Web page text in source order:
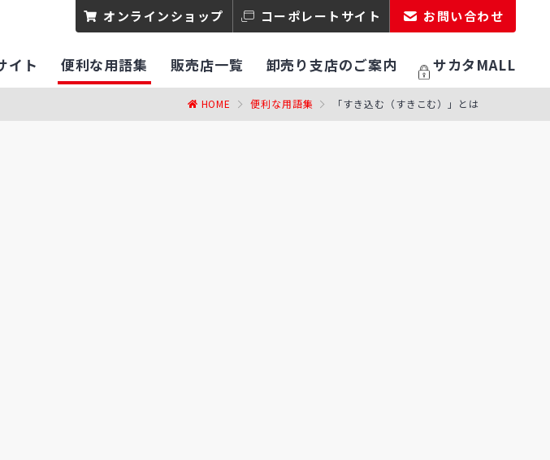
オンラインショップ コーポレートサイト お問い合わせ
イト 便利な用語集 販売店一覧 卸売り支店のご案内 サカタMALL
HOME 便利な用語集 「すき込む（すきこむ）」とは